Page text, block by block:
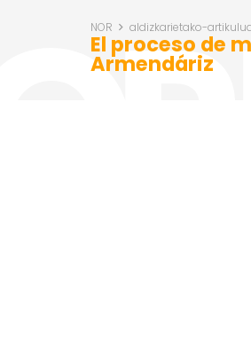
NOR aldizkarietako-
El proceso de
Armendáriz